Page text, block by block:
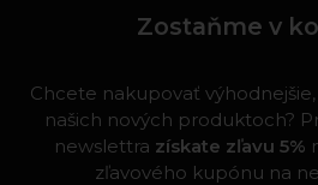
Zostaňme v
Chcete nakupovať
našich nových produktoch?
newslettra získate zľavu 5%
zľavového kupónu na